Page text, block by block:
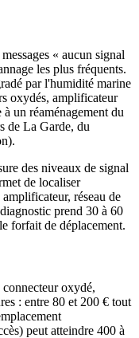
« aucun signal
les plus fréquents.
par l'humidité marine
oxydés, amplificateur
un réaménagement du
de La Garde, du
des niveaux de signal
de localiser
réseau de
prend 30 à 60
forfait de déplacement.
oxydé,
: entre 80 et 200 € tout
peut atteindre 400 à